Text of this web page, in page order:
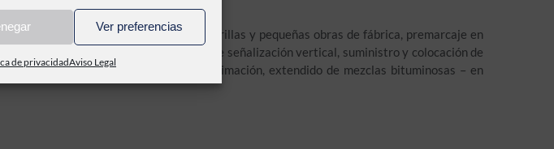
Ver preferencias
de privacidadAviso Legal
limpieza de caños, tajeas, alcantarillas y pequeñas obras de fábrica, premarcaje en
sobre pavimento, colocación de señalización vertical, suministro y colocación de
de riegos de adherencia e imprimación, extendido de mezclas bituminosas – en